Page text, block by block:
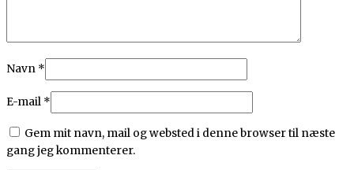
Navn *
E-mail *
Gem mit navn, mail og websted i denne browser til næste
gang jeg kommenterer.